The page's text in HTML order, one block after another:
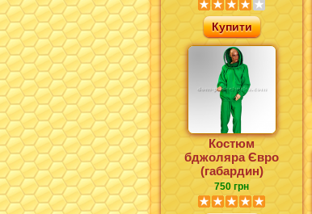
Купити
Костюм
бджоляра Євро
(габардин)
750 грн